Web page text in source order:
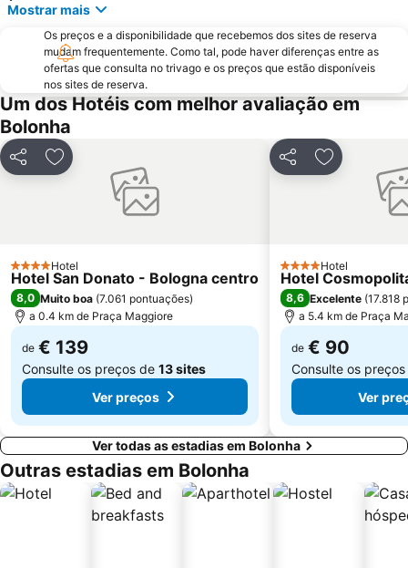
Mostrar mais
Os preços e a disponibilidade que recebemos dos sites de reserva
mudam frequentemente. Como tal, pode haver diferenças entre as
ofertas que consulta no trivago e os preços que estão disponíveis
nos sites de reserva.
Um dos Hotéis com melhor avaliação em
Bolonha
PartilharAdicionar aos favoritos
4 Estrelas
Hotel
Hotel San Donato - Bologna centro
8,0 Muito boa (7.061 pontuações)
a 0.4 km de Praça Maggiore
de € 139
Consulte os preços de 13 sites
Ver preços
PartilharAdicionar
4 Estrelas
Hotel
Hotel
8,6 Excelente (17.818
a 5.4 km de Praça
de € 90
Consulte os
Ver
Ver todas as estadias em Bolonha
Outras estadias em Bolonha